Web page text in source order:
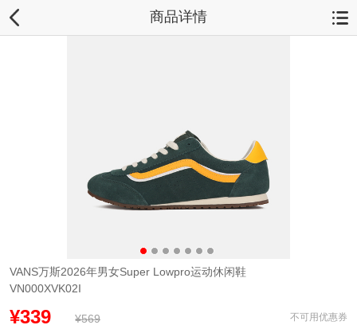
商品详情
VANS万斯2026年男女Super Lowpro运动休闲鞋
VN000XVK02I
¥339 ¥569 不可用优惠券